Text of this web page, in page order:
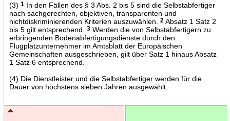
(3) 1In den Fällen des § 3 Abs. 2 bis 5 sind die Selbstabfertiger
nach sachgerechten, objektiven, transparenten und
nichtdiskriminierenden Kriterien auszuwählen.
2Absatz 1 Satz 2
bis 5 gilt entsprechend.
3Werden die von Selbstabfertigern zu
erbringenden Bodenabfertigungsdienste durch den
Flugplatzunternehmer im Amtsblatt der Europäischen
Gemeinschaften ausgeschrieben, gilt über Satz 1 hinaus Absatz
1 Satz 6 entsprechend.
(4) Die Dienstleister und die Selbstabfertiger werden für die
Dauer von höchstens sieben Jahren ausgewählt.